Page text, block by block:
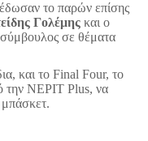
το παρών επίσης
Γολέμης και ο
σύμβουλος σε θέματα
και το Final Four, το
την ΝΕΡΙΤ Plus, να
μπάσκετ.